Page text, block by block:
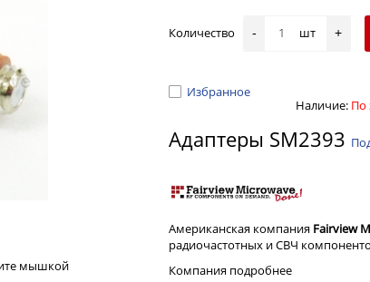
мышкой
Количество - шт +
Избранное
Наличие: По
Адаптеры SM2393
Американская компания Fairview
радиочастотных и СВЧ
Компания подробнее